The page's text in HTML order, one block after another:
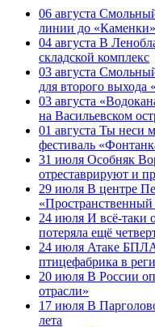
06 августа
линии до
04 августа В
складской комплекс
03 августа
для второго выхода
03 августа
на Васильевском
01 августа Ты неси
фестиваль
31 июля Особняк
отреставрируют и
29 июля В центре
«Пространственный
24 июля И всё-таки
потеряла ещё
24 июля Атаке
птицефабрика в
20 июля В России
отрасли»
17 июля В
лета